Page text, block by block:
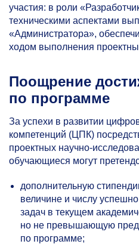
участия: в роли
техническими аспектами
«Администратора»,
ходом выполнения
Поощрение
по программе
За успехи в развитии
компетенций (ЦПК)
проектных научно-
обучающиеся могут
дополнительную
величине и числу
задач в текущем
но не превышающую
по программе;